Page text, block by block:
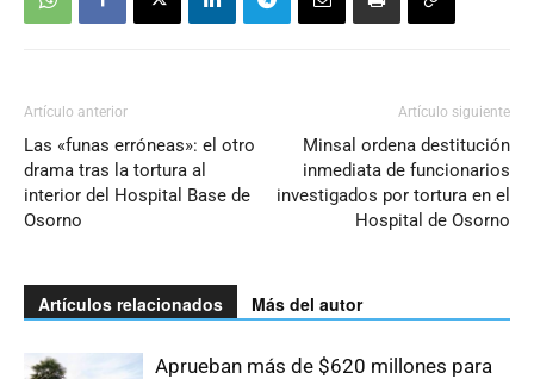
Artículo anterior
Las «funas erróneas»: el otro
drama tras la tortura al
interior del Hospital Base de
Osorno
Artículo siguiente
Minsal ordena destitución
inmediata de funcionarios
investigados por tortura en el
Hospital de Osorno
Artículos relacionados Más del autor
Aprueban más de $620 millones para